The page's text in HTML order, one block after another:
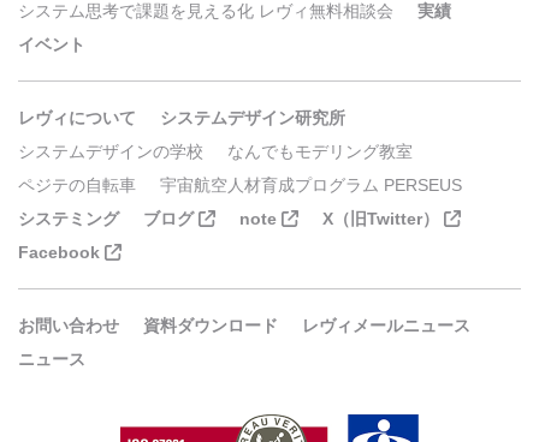
システム思考で課題を見える化 レヴィ無料相談会
実績
イベント
レヴィについて
システムデザイン研究所
システムデザインの学校
なんでもモデリング教室
ペジテの自転車
宇宙航空人材育成プログラム PERSEUS
システミング
ブログ note
X（旧Twitter）
Facebook
お問い合わせ 資料ダウンロード
レヴィメールニュース
ニュース